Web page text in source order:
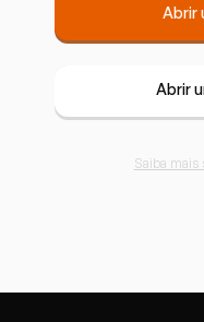
Abrir
Abrir
Saiba mais